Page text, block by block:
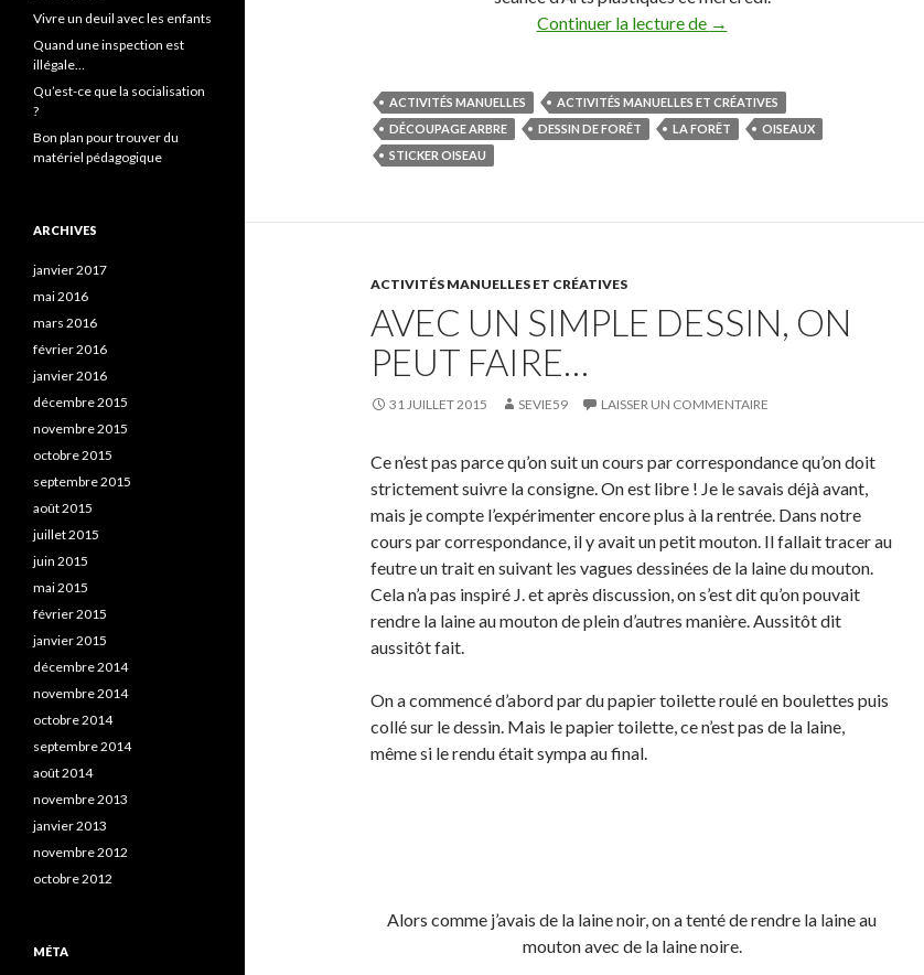
Continuer la lecture de Les ateliers créatifs 2e séance
→
ACTIVITÉS MANUELLES
ACTIVITÉS MANUELLES ET CRÉATIVES
DÉCOUPAGE ARBRE
DESSIN DE FORÊT LA FORÊT
OISEAUX
STICKER OISEAU
ACTIVITÉS MANUELLES ET CRÉATIVES
AVEC UN SIMPLE DESSIN, ON
PEUT FAIRE…
31 JUILLET 2015 SEVIE59 LAISSER UN COMMENTAIRE
Ce n’est pas parce qu’on suit un cours par correspondance qu’on doit
strictement suivre la consigne. On est libre ! Je le savais déjà avant,
mais je compte l’expérimenter encore plus à la rentrée. Dans notre
cours par correspondance, il y avait un petit mouton. Il fallait tracer au
feutre un trait en suivant les vagues dessinées de la laine du mouton.
Cela n’a pas inspiré J. et après discussion, on s’est dit qu’on pouvait
rendre la laine au mouton de plein d’autres manière. Aussitôt dit
aussitôt fait.
On a commencé d’abord par du papier toilette roulé en boulettes puis
collé sur le dessin. Mais le papier toilette, ce n’est pas de la laine,
même si le rendu était sympa au final.
Alors comme j’avais de la laine noir, on a tenté de rendre la laine au
mouton avec de la laine noire.
Vivre un deuil avec les enfants
Quand une inspection est
illégale…
Qu’est-ce que la socialisation
?
Bon plan pour trouver du
matériel pédagogique
ARCHIVES
janvier 2017
mai 2016
mars 2016
février 2016
janvier 2016
décembre 2015
novembre 2015
octobre 2015
septembre 2015
août 2015
juillet 2015
juin 2015
mai 2015
février 2015
janvier 2015
décembre 2014
novembre 2014
octobre 2014
septembre 2014
août 2014
novembre 2013
janvier 2013
novembre 2012
octobre 2012
MÉTA